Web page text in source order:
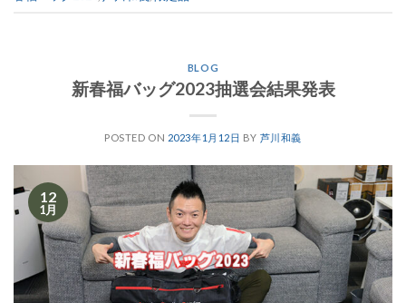
BLOG
新春福バッグ2023抽選会結果発表
POSTED ON 2023年1月12日 BY 芦川和義
12
1月